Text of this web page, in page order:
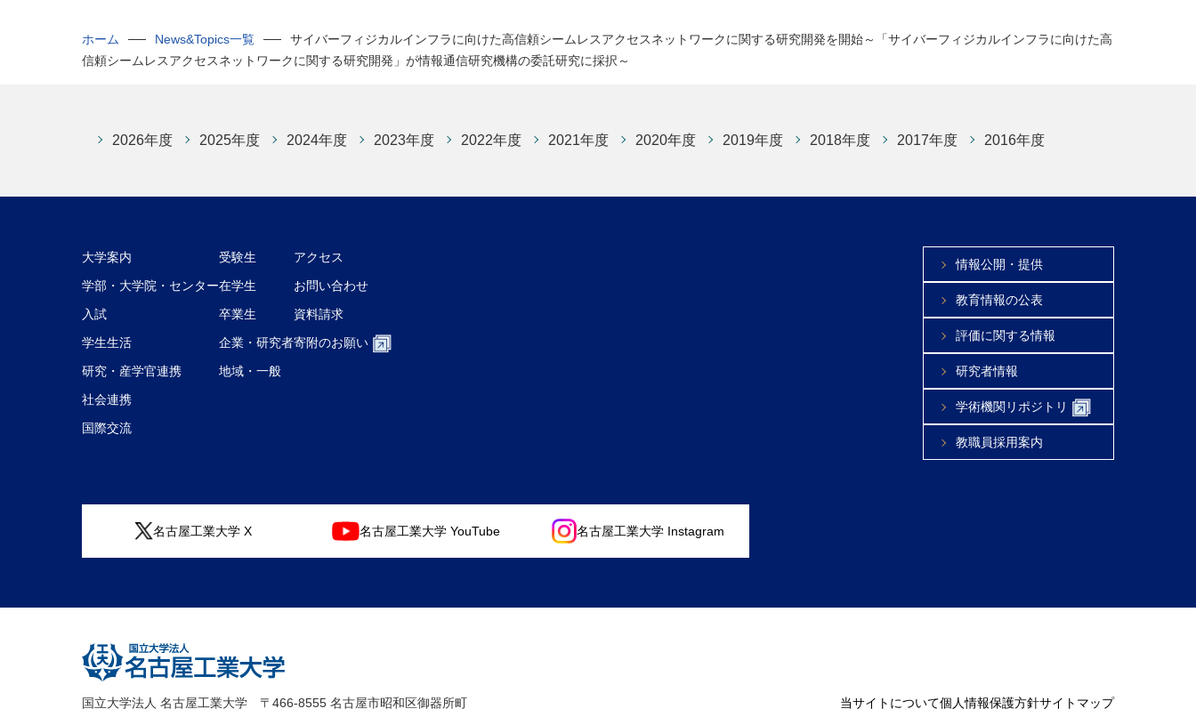
ホーム News&Topics一覧
サイバーフィジカルインフラに向けた高信頼シームレスアクセスネットワークに関する研究開発を開始～「サイバーフィジカルインフラに向けた高
信頼シームレスアクセスネットワークに関する研究開発」が情報通信研究機構の委託研究に採択～
2026年度 2025年度 2024年度 2023年度 2022年度 2021年度 2020年度 2019年度 2018年度 2017年度 2016年度
大学案内
学部・大学院・センター
入試
学生生活
研究・産学官連携
社会連携
国際交流
受験生
在学生
卒業生
企業・研究者
地域・一般
アクセス
お問い合わせ
資料請求
寄附のお願い
情報公開・提供
教育情報の公表
評価に関する情報
研究者情報
学術機関リポジトリ
教職員採用案内
名古屋工業大学 X 名古屋工業大学 YouTube 名古屋工業大学 Instagram
国立大学法人 名古屋工業大学 〒466-8555 名古屋市昭和区御器所町 当サイトについて個人情報保護方針サイトマップ